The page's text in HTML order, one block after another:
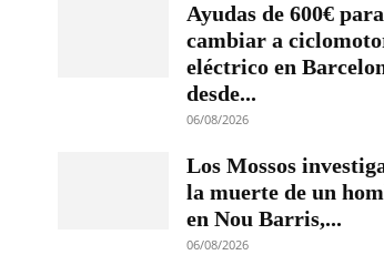
Ayudas de 600€ para
cambiar a
eléctrico en
desde...
06/08/2026
Los Mossos
la muerte de un
en Nou Barris,...
06/08/2026